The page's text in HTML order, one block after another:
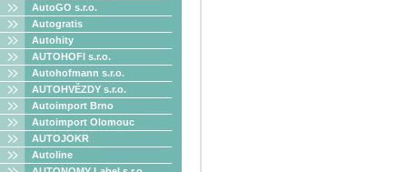
AutoGO s.r.o.
Autogratis
Autohity
AUTOHOFI s.r.o.
Autohofmann s.r.o.
AUTOHVĚZDY s.r.o.
Autoimport Brno
Autoimport Olomouc
AUTOJOKR
Autoline